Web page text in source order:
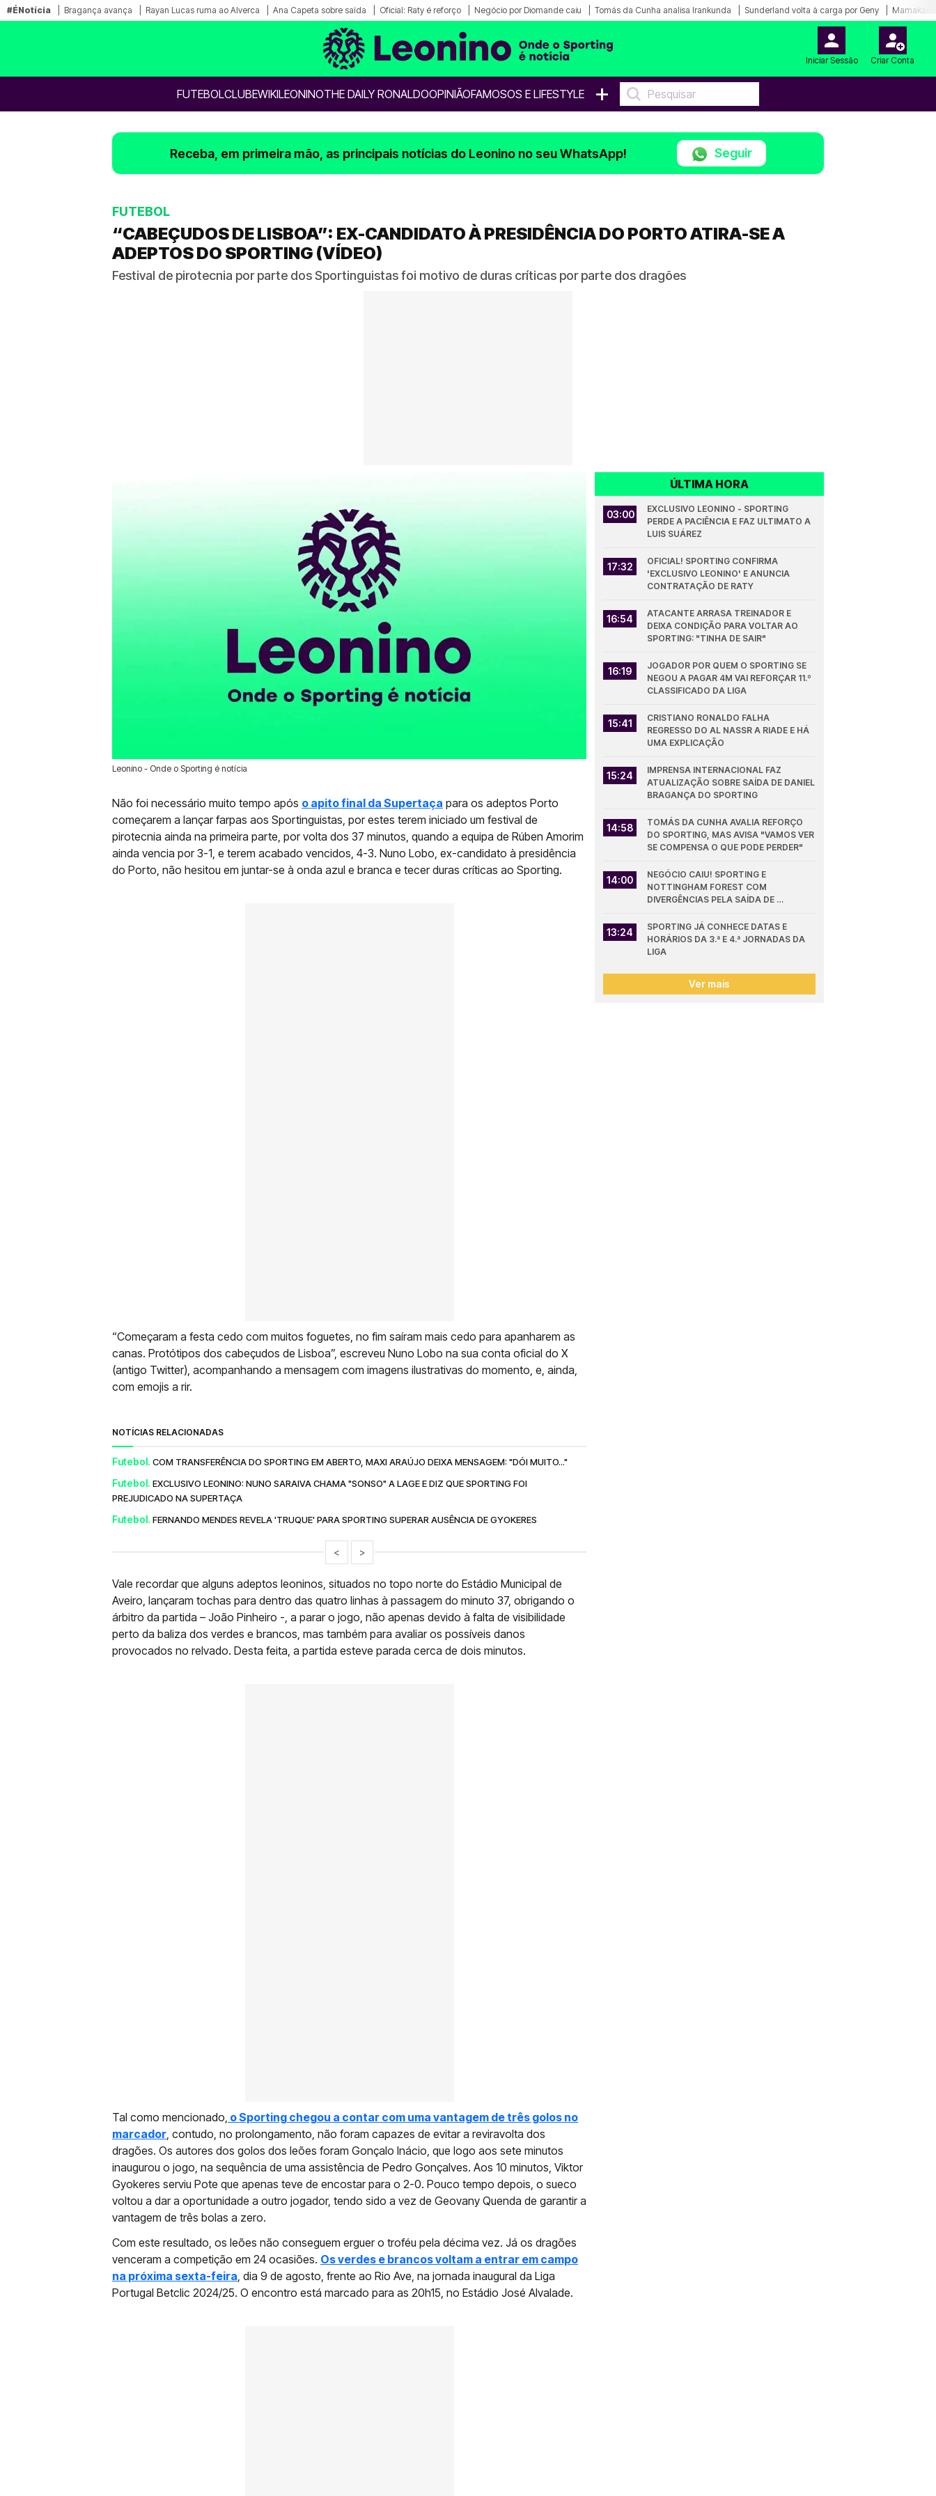
#ÉNotícia Bragança avança Rayan Lucas ruma ao Alverca Ana Capeta sobre saída Oficial: Raty é reforço Negócio por Diomande caiu Tomás da Cunha analisa Irankunda Sunderland volta à carga por Geny
Iniciar Sessão Criar Conta
FUTEBOLCLUBEWIKILEONINOTHE DAILY RONALDOOPINIÃOFAMOSOS E LIFESTYLE +
Receba, em primeira mão, as principais notícias do Leonino no seu WhatsApp! Seguir
FUTEBOL
“CABEÇUDOS DE LISBOA”: EX-CANDIDATO À PRESIDÊNCIA DO PORTO ATIRA-SE A
ADEPTOS DO SPORTING (VÍDEO)
Festival de pirotecnia por parte dos Sportinguistas foi motivo de duras críticas por parte dos dragões
Leonino - Onde o Sporting é notícia
05 Ago 2024 | 12:00 | 0
Não foi necessário muito tempo após o apito final da Supertaça para os adeptos Porto
começarem a lançar farpas aos Sportinguistas, por estes terem iniciado um festival de
pirotecnia ainda na primeira parte, por volta dos 37 minutos, quando a equipa de Rúben Amorim
ainda vencia por 3-1, e terem acabado vencidos, 4-3. Nuno Lobo, ex-candidato à presidência
do Porto, não hesitou em juntar-se à onda azul e branca e tecer duras críticas ao Sporting.
“Começaram a festa cedo com muitos foguetes, no fim saíram mais cedo para apanharem as
canas. Protótipos dos cabeçudos de Lisboa”, escreveu Nuno Lobo na sua conta oficial do X
(antigo Twitter), acompanhando a mensagem com imagens ilustrativas do momento, e, ainda,
com emojis a rir.
NOTÍCIAS RELACIONADAS
Futebol. COM TRANSFERÊNCIA DO SPORTING EM ABERTO, MAXI ARAÚJO DEIXA MENSAGEM: "DÓI MUITO..."
Futebol. EXCLUSIVO LEONINO: NUNO SARAIVA CHAMA "SONSO" A LAGE E DIZ QUE SPORTING FOI
PREJUDICADO NA SUPERTAÇA
Futebol. FERNANDO MENDES REVELA 'TRUQUE' PARA SPORTING SUPERAR AUSÊNCIA DE GYOKERES
< >
Vale recordar que alguns adeptos leoninos, situados no topo norte do Estádio Municipal de
Aveiro, lançaram tochas para dentro das quatro linhas à passagem do minuto 37, obrigando o
árbitro da partida – João Pinheiro -, a parar o jogo, não apenas devido à falta de visibilidade
perto da baliza dos verdes e brancos, mas também para avaliar os possíveis danos
provocados no relvado. Desta feita, a partida esteve parada cerca de dois minutos.
Tal como mencionado, o Sporting chegou a contar com uma vantagem de três golos no
marcador , contudo, no prolongamento, não foram capazes de evitar a reviravolta dos
dragões. Os autores dos golos dos leões foram Gonçalo Inácio, que logo aos sete minutos
inaugurou o jogo, na sequência de uma assistência de Pedro Gonçalves. Aos 10 minutos, Viktor
Gyokeres serviu Pote que apenas teve de encostar para o 2-0. Pouco tempo depois, o sueco
voltou a dar a oportunidade a outro jogador, tendo sido a vez de Geovany Quenda de garantir a
vantagem de três bolas a zero.
Com este resultado, os leões não conseguem erguer o troféu pela décima vez. Já os dragões
venceram a competição em 24 ocasiões. Os verdes e brancos voltam a entrar em campo
na próxima sexta-feira , dia 9 de agosto, frente ao Rio Ave, na jornada inaugural da Liga
Portugal Betclic 2024/25. O encontro está marcado para as 20h15, no Estádio José Alvalade.
ÚLTIMA HORA
03:00
EXCLUSIVO LEONINO - SPORTING
PERDE A PACIÊNCIA E FAZ ULTIMATO A
LUIS SUÁREZ
17:32
OFICIAL! SPORTING CONFIRMA
'EXCLUSIVO LEONINO' E ANUNCIA
CONTRATAÇÃO DE RATY
16:54
ATACANTE ARRASA TREINADOR E
DEIXA CONDIÇÃO PARA VOLTAR AO
SPORTING: "TINHA DE SAIR"
16:19
JOGADOR POR QUEM O SPORTING SE
NEGOU A PAGAR 4M VAI REFORÇAR 11.º
CLASSIFICADO DA LIGA
15:41
CRISTIANO RONALDO FALHA
REGRESSO DO AL NASSR A RIADE E HÁ
UMA EXPLICAÇÃO
15:24
IMPRENSA INTERNACIONAL FAZ
ATUALIZAÇÃO SOBRE SAÍDA DE DANIEL
BRAGANÇA DO SPORTING
14:58
TOMÁS DA CUNHA AVALIA REFORÇO
DO SPORTING, MAS AVISA "VAMOS VER
SE COMPENSA O QUE PODE PERDER"
14:00
NEGÓCIO CAIU! SPORTING E
NOTTINGHAM FOREST COM
DIVERGÊNCIAS PELA SAÍDA DE
13:24
SPORTING JÁ CONHECE DATAS E
HORÁRIOS DA 3.ª E 4.ª JORNADAS DA
LIGA
Ver mais